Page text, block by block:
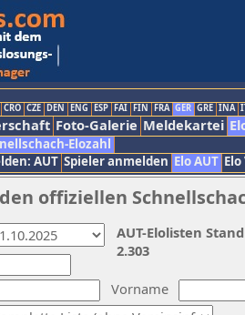
CRO CZE DEN ENG ESP FAI FIN FRA GER GRE INA
Foto-Galerie Meldekartei
Elozahl
AUT Spieler anmelden Elo AUT
offiziellen
Vorname
AUT-Elolisten
2.303